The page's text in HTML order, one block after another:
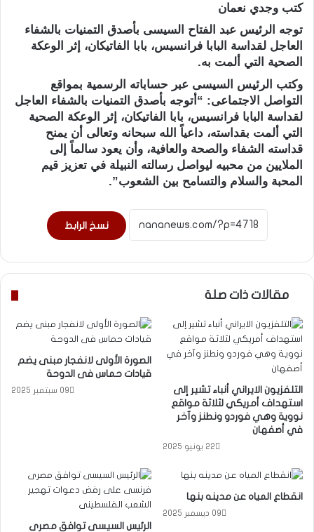
كتب وجدي نعمان
توجه الرئيس عبد الفتاح السيسى بأصدق التمنيات بالشفاء
العاجل لقداسة البابا فرانسيس، بابا الفاتيكان، إثر الوعكة
الصحية التي ألمت به.
وكتب الرئيس السيسى عبر حساباته الرسمية بمواقع
التواصل الاجتماعى: “أتوجه بأصدق التمنيات بالشفاء العاجل
لقداسة البابا فرانسيس، بابا الفاتيكان، إثر الوعكة الصحية
التي ألمت بقداسته، داعياً الله سبحانه وتعالى أن يمنح
قداسته الشفاء والصحة والعافية، وأن يعود سالماً إلى
الملايين من محبيه ليواصل رسالته النبيلة في تعزيز قيم
المحبة والسلام والتسامح بين الشعوب”.
نسخ الرابط
مقالات ذات صلة
الصورة الأولى لانفجار مبنى يضم
قيادات حماس فى الدوحة
09 سبتمبر 2025
التلفزيون الايراني أنباء تشير إلى
استهداف أمريكي لثلاثة مواقع
نووية وهي فوردو ونطنز وآخر
في أصفهان
22 يونيو 2025
الرئيس السيسى توافق مصرى
انقطاع المياه عن مدينه بنها
09 ديسمبر 2025